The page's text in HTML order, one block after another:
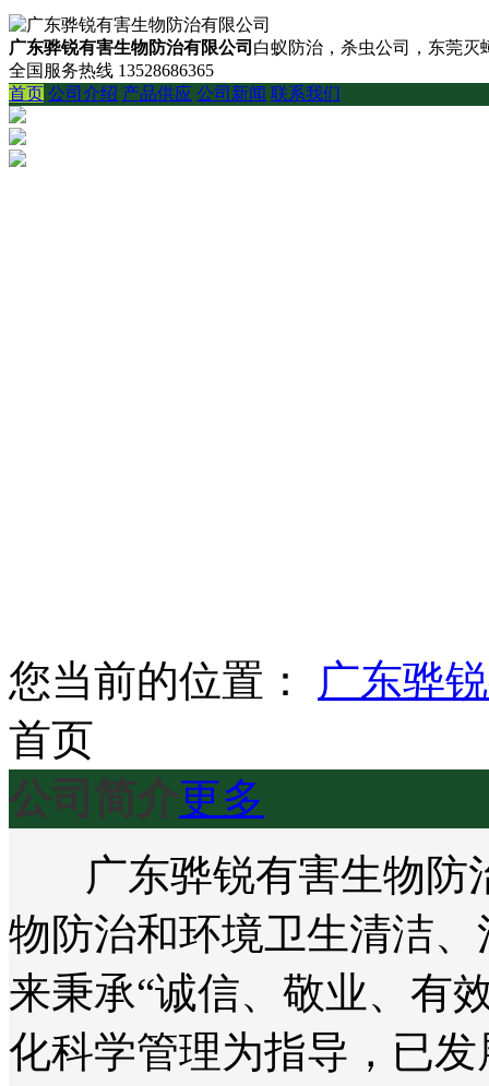
广东骅锐有害生物防治有限公司 白蚁防治，杀虫公司，东莞灭
全国服务热线 13528686365
首页 公司介绍 产品供应 公司新闻 联系我们
您当前的位置：
广东骅
首页
公司简介更多
广东骅锐有害生物防
物防治和环境卫生清洁
来秉承“诚信、敬业、有
化科学管理为指导，已